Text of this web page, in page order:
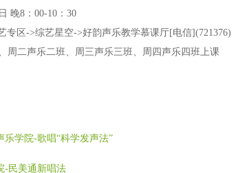
晚8：00-10：30
专区->综艺星空->好韵声乐教学慕课厅[电信](721376)
周二声乐二班、周三声乐三班、周四声乐四班上课
乐学院-歌唱“科学发声法”
-民美通新唱法